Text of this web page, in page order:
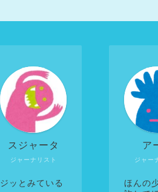
ジャーナリスト
スジャータ
ジッとみている
ジャー
ア
ほんの